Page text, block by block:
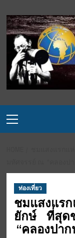
to
content
Menu
ท่องเที่ยว
ชมแสงแร
ยักษ์ ที่สุด
“คลองปาก